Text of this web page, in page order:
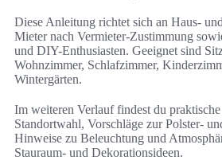
Diese Anleitung richtet sich an Haus-
Mieter nach Vermieter-Zustimmung
und DIY-Enthusiasten. Geeignet sind
Wohnzimmer, Schlafzimmer,
Wintergärten.
Im weiteren Verlauf findest du
Standortwahl, Vorschläge zur Polster-
Hinweise zu Beleuchtung und
Stauraum- und Dekorationsideen.